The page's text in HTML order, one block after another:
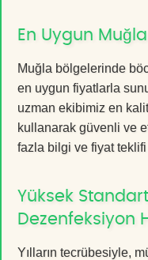
En Uygun
Muğla bölgelerinde
en uygun fiyatlarla
uzman ekibimiz en
kullanarak güvenli ve
fazla bilgi ve fiyat
Yüksek
Dezenfeksiyon
Yılların tecrübesiyle,